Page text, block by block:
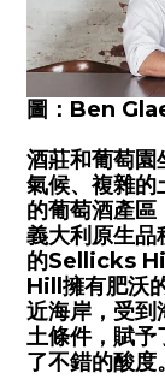
圖：Ben
酒莊和葡萄園
氣候、複雜的
的葡萄酒產區
義大利原生品
的Sellicks
Hill 擁有肥沃
近海岸，受到
土條件，賦予
了不錯的酸度。